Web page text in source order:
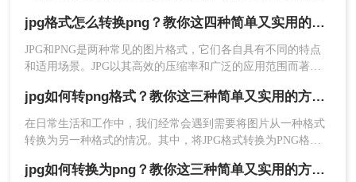
2、点击【文件】-【存储为】。
种简便的方法来实现这一目标。
jpg格式怎么转换png？教你这四种简单又实用的方法！
JPG和PNG是两种常见的图片格式，它们各自具有不同的特点
和适用场景。JPG以其高效的压缩率和广泛的应用范围而著
我们需要将JPG格式的图片转换为PNG格式时，可以采用多种
方法。那么jpg格式怎么转换png呢？本文将介绍三种实用的jpg
转png方法，帮助您轻松完成转换。
jpg如何转png格式？教你这三种简单又实用的方法！
在日常生活和工作中，我们经常会遇到需要将图片从一种格式
转换为另一种格式的情况。其中，将JPG格式转换为PNG格式
各有特点。JPG是一种有损压缩格式，适合保存照片等色彩丰
jpg如何转换为png？教你这三种简单又实用的方法！